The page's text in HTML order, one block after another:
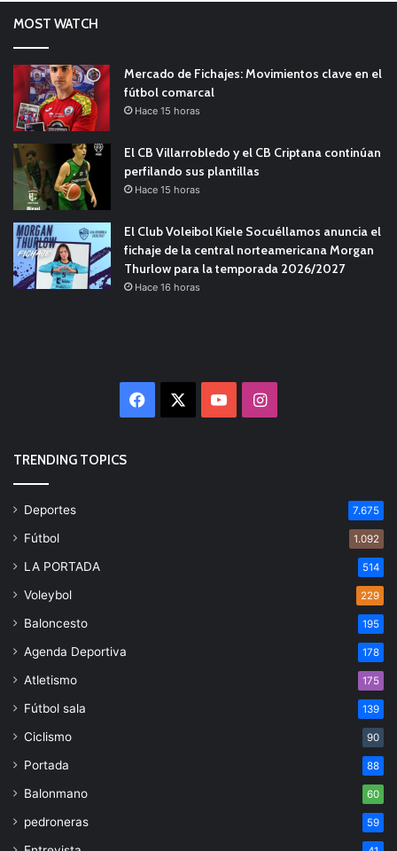
MOST WATCH
Mercado de Fichajes: Movimientos clave en el
fútbol comarcal
Hace 15 horas
El CB Villarrobledo y el CB Criptana continúan
perfilando sus plantillas
Hace 15 horas
El Club Voleibol Kiele Socuéllamos anuncia el
fichaje de la central norteamericana Morgan
Thurlow para la temporada 2026/2027
Hace 16 horas
Facebook YouTubeInstagram
TRENDING TOPICS
Deportes 7.675
Fútbol 1.092
LA PORTADA 514
Voleybol 229
Baloncesto 195
Agenda Deportiva 178
Atletismo 175
Fútbol sala 139
Ciclismo 90
Portada 88
Balonmano 60
pedroneras 59